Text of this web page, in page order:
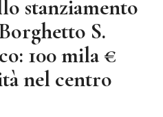
stanziamento
S.
100 mila €
nel centro